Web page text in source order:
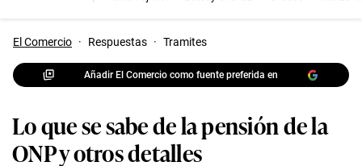
El Comercio · Respuestas · Tramites
Añadir El Comercio como fuente preferida en
Lo que se sabe de la pensión de la
ONP y otros detalles